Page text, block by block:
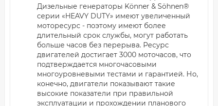
Дизельные генераторы Könner & Söhnen®
серии «HEAVY DUTY» имеют увеличенный
моторесурс - поэтому имеют более
длительный срок службы, могут работать
больше часов без перерыва. Ресурс
двигателей достигает 3000 моточасов, что
подтверждается многочасовыми
многоуровневыми тестами и гарантией. Но,
конечно, двигатели показывают такие
высокие показатели при правильной
эксплуатации и прохождении планового